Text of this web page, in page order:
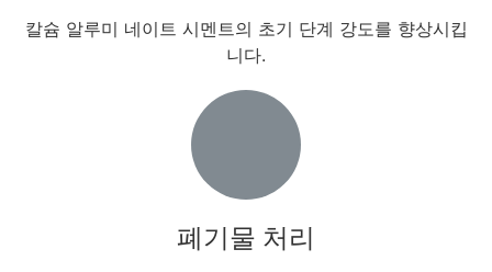
칼슘 알루미 네이트 시멘트의 초기 단계 강도를 향상시킵
니다.
폐기물 처리